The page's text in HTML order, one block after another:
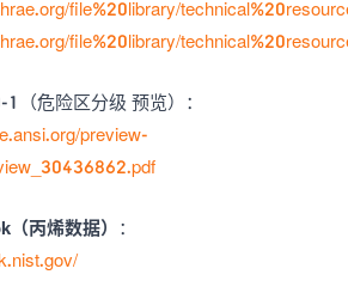
file%20library/
file%20library/
1
（危险区分级 预览）：
preview-
丙烯数据）
：